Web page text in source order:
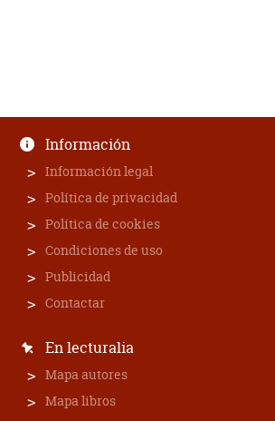
Información
Información legal
Política de privacidad
Política de cookies
Condiciones de uso
Publicidad
Contactar
En lecturalia
Mapa autores
Mapa libros